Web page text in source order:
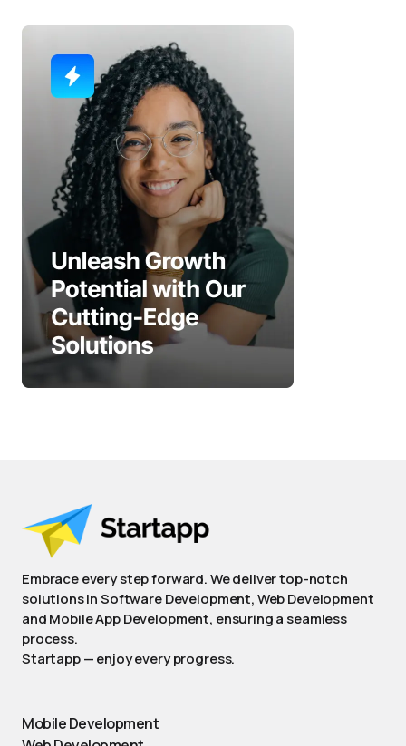
Embrace every step forward. We deliver top-notch
solutions in Software Development, Web Development
and Mobile App Development, ensuring a seamless
process.
Startapp — enjoy every progress.
Mobile Development